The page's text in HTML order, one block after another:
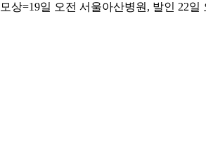
=19일 오전 서울아산병원, 발인 22일